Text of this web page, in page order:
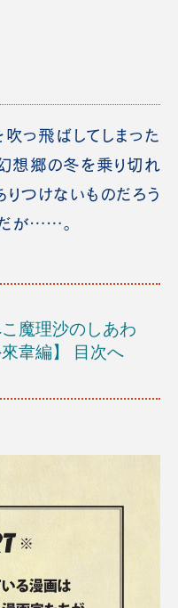
っ飛ばしてしまった
想郷の冬を乗り切れ
りつけないものだろう
だが……。
魔理沙のしあわ
韋編】
目次へ